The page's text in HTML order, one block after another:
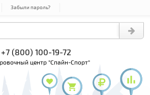
Забыли пароль?
+7 (800) 100-19-72
центр "Спайн-Спорт"